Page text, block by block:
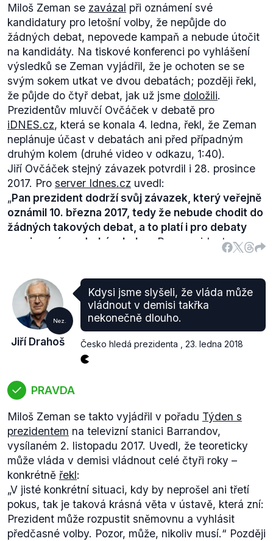
Závěrečná část výroku Miloše Zemana, že se v
debatě naTV Nova vyjádřil (od 2:20), že se nebude
vyjadřovat k Drahošovi, když není ve studiu, je
pravdivá.
Miloš Zeman se zavázal při oznámení své
kandidatury pro letošní volby, že nepůjde do
žádných debat, nepovede kampaň a nebude útočit
na kandidáty. Na tiskové konferenci po vyhlášení
výsledků se Zeman vyjádřil, že je ochoten se se
svým sokem utkat ve dvou debatách; později řekl,
že půjde do čtyř debat, jak už jsme doložili.
Prezidentův mluvčí Ovčáček v debatě pro
iDNES.cz, která se konala 4. ledna, řekl, že Zeman
neplánuje účast v debatách ani před případným
druhým kolem (druhé video v odkazu, 1:40).
Jiří Ovčáček stejný závazek potvrdil i 28. prosince
2017. Pro server Idnes.cz uvedl:
„Pan prezident dodrží svůj závazek, který veřejně
oznámil 10. března 2017, tedy že nebude chodit do
žádných takových debat, a to platí i pro debaty
mezi prvním a druhým kolem. Pan prezident se
zavázal, že nebude útočit na své protikandidáty a
Nez.
Jiří Drahoš
Kdysi jsme slyšeli, že vláda může
vládnout v demisi takřka
nekonečně dlouho.
Česko hledá prezidenta 23. ledna 2018
PRAVDA
Miloš Zeman se takto vyjádřil v pořadu Týden s
prezidentem na televizní stanici Barrandov,
vysílaném 2. listopadu 2017. Uvedl, že teoreticky
může vláda v demisi vládnout celé čtyři roky –
konkrétně řekl:
„V jisté konkrétní situaci, kdy by neprošel ani třetí
pokus, tak je taková krásná věta v ústavě, která zní:
Prezident může rozpustit sněmovnu a vyhlásit
předčasné volby. Pozor, může, nikoliv musí.“ Později